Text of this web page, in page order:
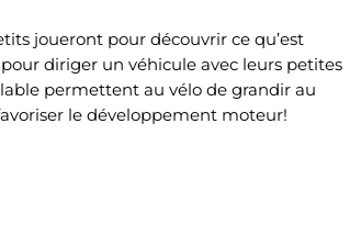
joueront pour découvrir ce qu’est
diriger un véhicule avec leurs petites
permettent au vélo de grandir au
le développement moteur!